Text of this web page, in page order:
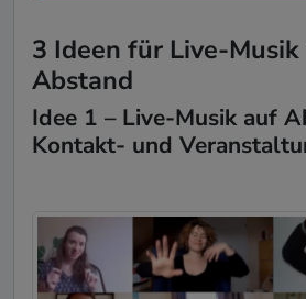
3 Ideen für Live-
Abstand
Idee 1 – Live-Musik auf
Kontakt- und